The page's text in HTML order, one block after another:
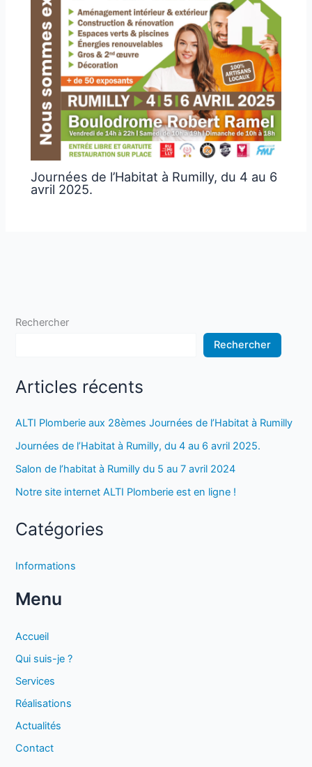
Journées de l’Habitat à Rumilly, du 4 au 6
avril 2025.
Rechercher
Rechercher
Articles récents
ALTI Plomberie aux 28èmes Journées de l’Habitat à Rumilly
Journées de l’Habitat à Rumilly, du 4 au 6 avril 2025.
Salon de l’habitat à Rumilly du 5 au 7 avril 2024
Notre site internet ALTI Plomberie est en ligne !
Catégories
Informations
Menu
Accueil
Qui suis-je ?
Services
Réalisations
Actualités
Contact